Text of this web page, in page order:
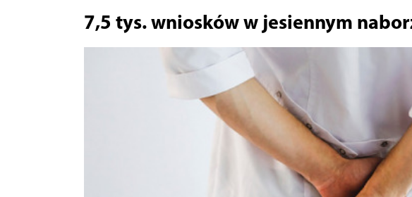
7,5 tys. wniosków w jesiennym